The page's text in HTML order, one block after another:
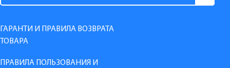
ГАРАНТИ И ПРАВИЛА ВОЗВРАТА
ТОВАРА
ПРАВИЛА ПОЛЬЗОВАНИЯ И